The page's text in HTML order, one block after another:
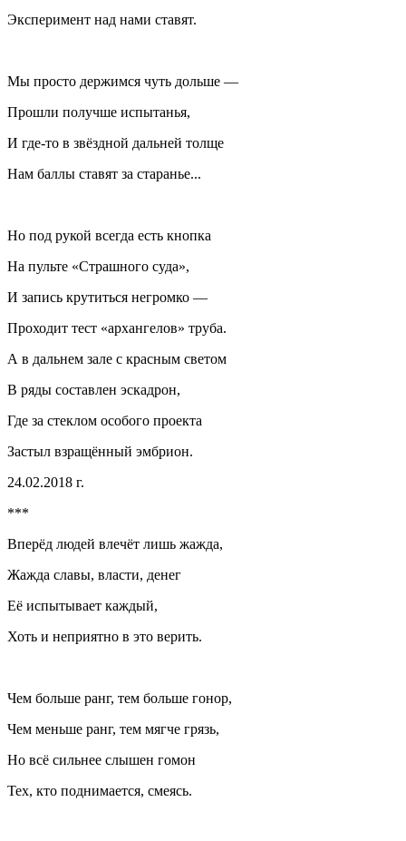
Эксперимент над нами ставят.
Мы просто держимся чуть дольше —
Прошли получше испытанья,
И где-то в звёздной дальней толще
Нам баллы ставят за старанье...
Но под рукой всегда есть кнопка
На пульте «Страшного суда»,
И запись крутиться негромко —
Проходит тест «архангелов» труба.
А в дальнем зале с красным светом
В ряды составлен эскадрон,
Где за стеклом особого проекта
Застыл взращённый эмбрион.
24.02.2018 г.
***
Вперёд людей влечёт лишь жажда,
Жажда славы, власти, денег
Её испытывает каждый,
Хоть и неприятно в это верить.
Чем больше ранг, тем больше гонор,
Чем меньше ранг, тем мягче грязь,
Но всё сильнее слышен гомон
Тех, кто поднимается, смеясь.